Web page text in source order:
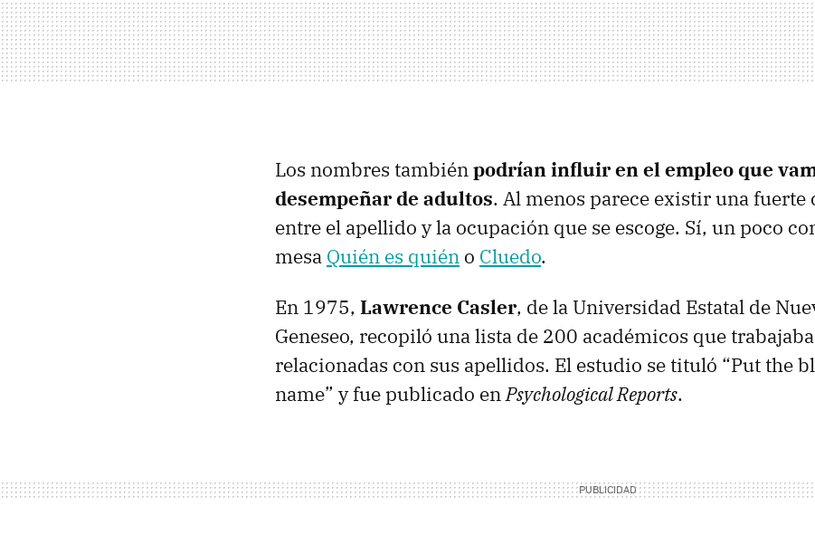
Los nombres tambiénpodrían influir en el empleo que
desempeñar de adultos. Al menos parece existir una
entre el apellido y la ocupación que se escoge. Sí, un poco
mesa Quién es quién o Cluedo.
En 1975, Lawrence Casler, de la Universidad Estatal de
Geneseo, recopiló una lista de 200 académicos que
relacionadas con sus apellidos. El estudio se tituló “Put the
name” y fue publicado enPsychological Reports.